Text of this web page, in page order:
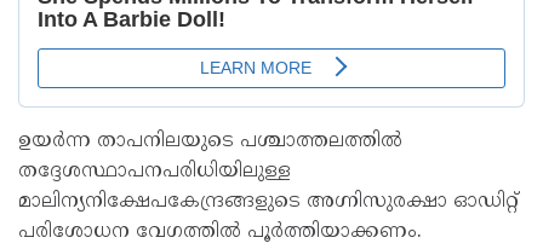
ഉയർന്ന താപനിലയുടെ പശ്ചാത്തലത്തിൽ
തദ്ദേശസ്ഥാപനപരിധിയിലുള്ള
മാലിന്യനിക്ഷേപകേന്ദ്രങ്ങളുടെ അഗ്നിസുരക്ഷാ ഓഡിറ്റ്
പരിശോധന വേഗത്തിൽ പൂർത്തിയാക്കണം.